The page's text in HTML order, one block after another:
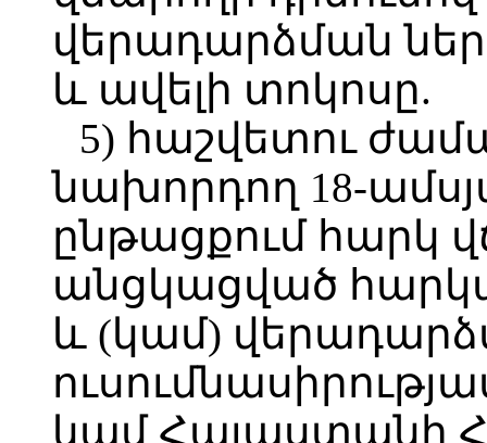
վերադարձման
և ավելի տոկոսը.
5) հաշվետու
նախորդող 18-
ընթացքում հարկ
անցկացված
և (կամ)
կամ Հայաստանի